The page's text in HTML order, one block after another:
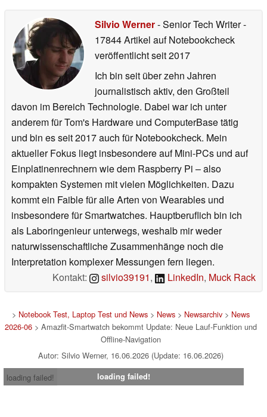
Silvio Werner- Senior Tech Writer-
17844 Artikel auf Notebookcheck
veröffentlichtseit 2017
Ich bin seit über zehn Jahren
journalistisch aktiv, den Großteil
davon im Bereich Technologie. Dabei war ich unter
anderem für Tom's Hardware und ComputerBase tätig
und bin es seit 2017 auch für Notebookcheck. Mein
aktueller Fokus liegt insbesondere auf Mini-PCs und auf
Einplatinenrechnern wie dem Raspberry Pi – also
kompakten Systemen mit vielen Möglichkeiten. Dazu
kommt ein Faible für alle Arten von Wearables und
insbesondere für Smartwatches. Hauptberuflich bin ich
als Laboringenieur unterwegs, weshalb mir weder
naturwissenschaftliche Zusammenhänge noch die
Interpretation komplexer Messungen fern liegen.
Kontakt:
silvio39191, LinkedIn, Muck Rack
> Notebook Test, Laptop Test und News> News> Newsarchiv> News
2026-06> Amazfit-Smartwatch bekommt Update: Neue Lauf-Funktion und
Offline-Navigation
Autor: Silvio Werner, 16.06.2026 (Update: 16.06.2026)
loading failed!
loading failed!